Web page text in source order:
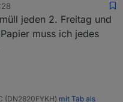
jeden 2. Freitag und
muss ich jedes
(DN2820FYKH) mit Tab als